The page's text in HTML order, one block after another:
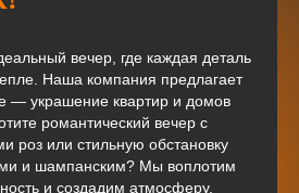
вечер, где каждая деталь
Наша компания предлагает
— украшение квартир и домов
романтический вечер с
роз или стильную обстановку
и шампанским? Мы воплотим
и создадим атмосферу,